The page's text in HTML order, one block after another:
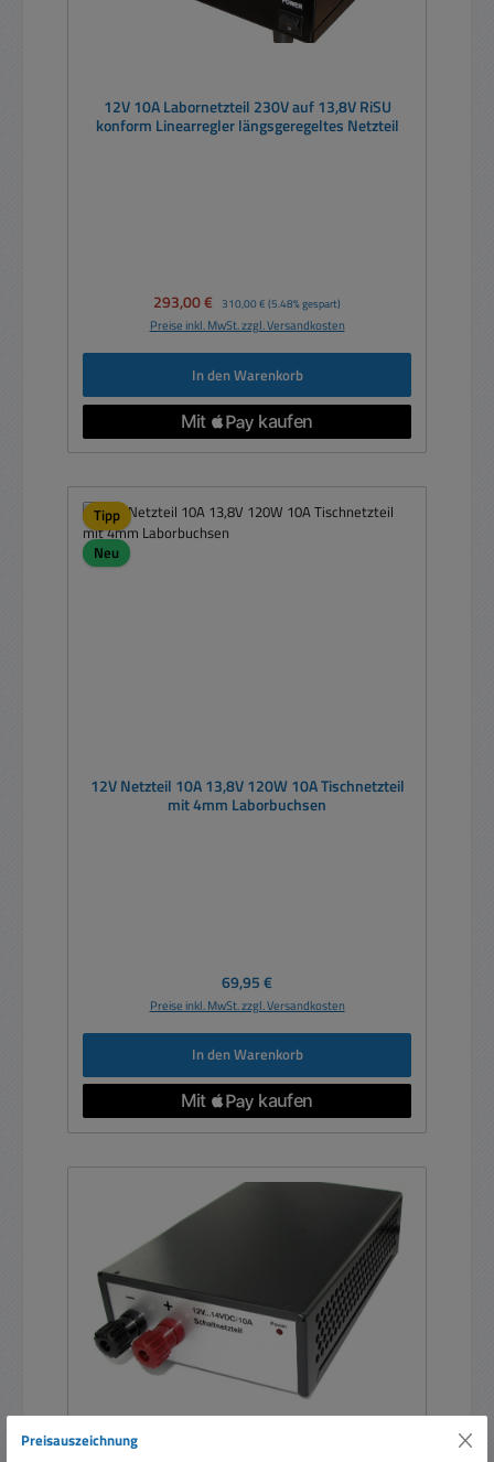
12V 10A Labornetzteil 230V auf 13,8V RiSU
konform Linearregler längsgeregeltes Netzteil
Verkaufspreis:
293,00 € Regulärer Preis:
310,00 € (5.48% gespart)
Preise inkl. MwSt. zzgl. Versandkosten
In den Warenkorb
Tipp
Neu
12V Netzteil 10A 13,8V 120W 10A Tischnetzteil
mit 4mm Laborbuchsen
Regulärer Preis:
69,95 €
Preise inkl. MwSt. zzgl. Versandkosten
In den Warenkorb
Preisauszeichnung